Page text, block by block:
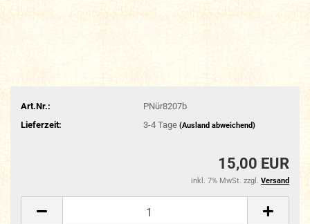
Art.Nr.:
PNür8207b
Lieferzeit:
3-4 Tage (Ausland abweichend)
15,00 EUR
inkl. 7% MwSt. zzgl. Versand